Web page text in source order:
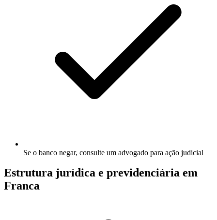
Se o banco negar, consulte um advogado para ação judicial
Estrutura jurídica e previdenciária em
Franca